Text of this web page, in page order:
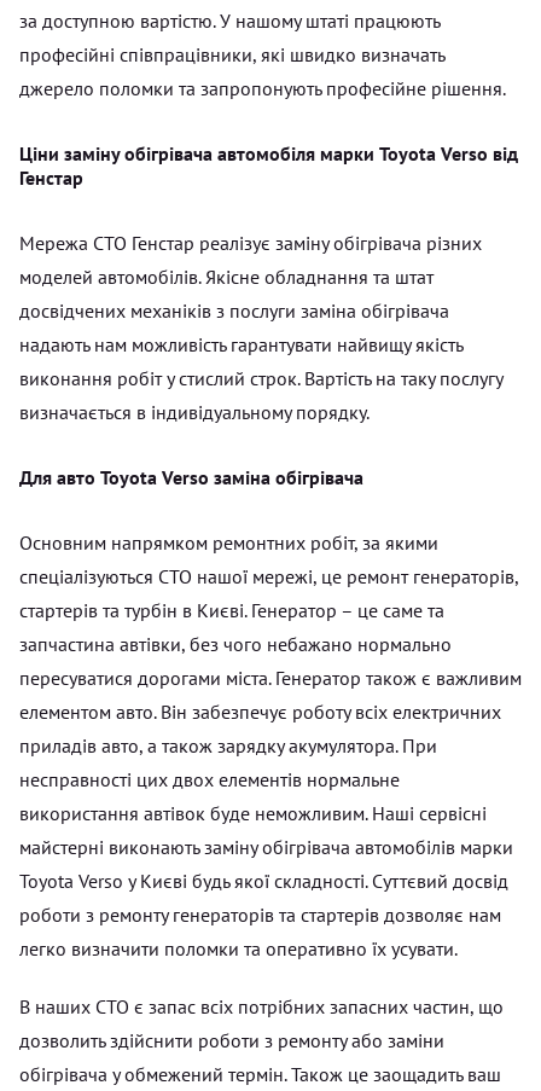
за доступною вартістю. У нашому штаті працюють
професійні співпрацівники, які швидко визначать
джерело поломки та запропонують професійне рішення.
Ціни заміну обігрівача автомобіля марки Toyota Verso від
Генстар
Мережа СТО Генстар реалізує заміну обігрівача різних
моделей автомобілів. Якісне обладнання та штат
досвідчених механіків з послуги заміна обігрівача
надають нам можливість гарантувати найвищу якість
виконання робіт у стислий строк. Вартість на таку послугу
визначається в індивідуальному порядку.
Для авто Toyota Verso заміна обігрівача
Основним напрямком ремонтних робіт, за якими
спеціалізуються СТО нашої мережі, це ремонт генераторів,
стартерів та турбін в Києві. Генератор – це саме та
запчастина автівки, без чого небажано нормально
пересуватися дорогами міста. Генератор також є важливим
елементом авто. Він забезпечує роботу всіх електричних
приладів авто, а також зарядку акумулятора. При
несправності цих двох елементів нормальне
використання автівок буде неможливим. Наші сервісні
майстерні виконають заміну обігрівача автомобілів марки
Toyota Verso у Києві будь якої складності. Суттєвий досвід
роботи з ремонту генераторів та стартерів дозволяє нам
легко визначити поломки та оперативно їх усувати.
В наших СТО є запас всіх потрібних запасних частин, що
дозволить здійснити роботи з ремонту або заміни
обігрівача у обмежений термін. Також це заощадить ваш